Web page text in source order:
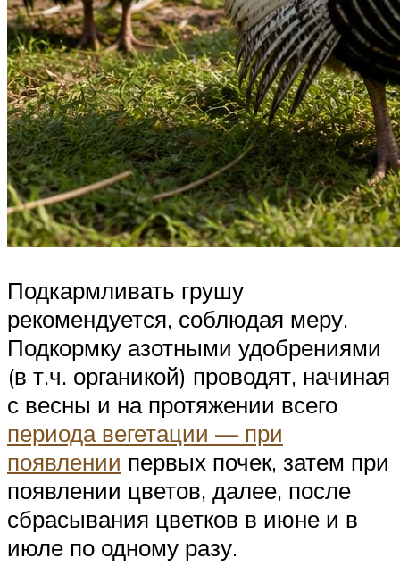
Подкармливать грушу
рекомендуется, соблюдая меру.
Подкормку азотными удобрениями
(в т.ч. органикой) проводят, начиная
с весны и на протяжении всего
периода вегетации — при
появлении первых почек, затем при
появлении цветов, далее, после
сбрасывания цветков в июне и в
июле по одному разу.